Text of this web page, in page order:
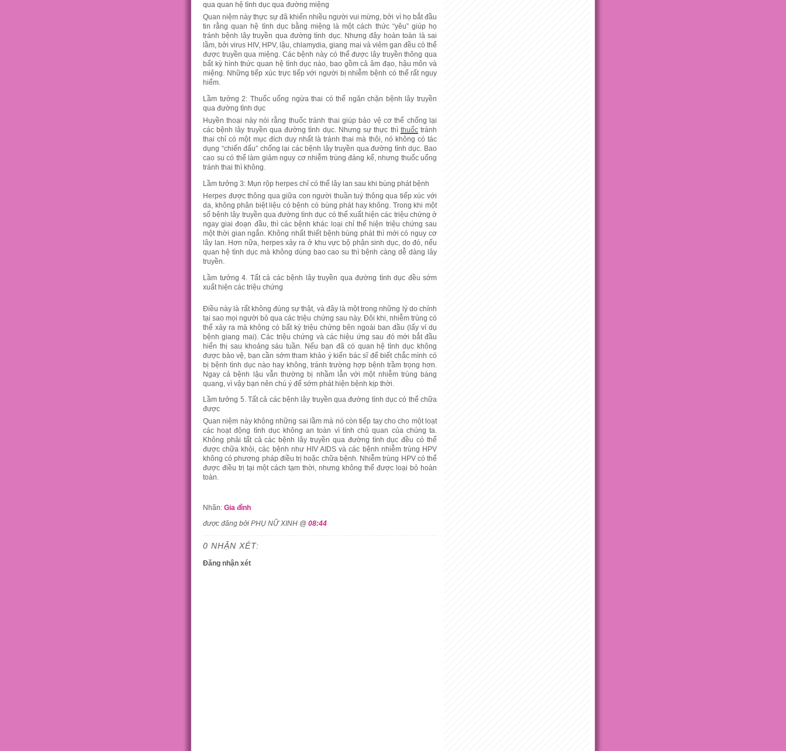
qua quan hệ tình dục qua đường miệng
Quan niệm này thực sự đã khiến nhiều người vui mừng, bởi vì họ bắt đầu
tin rằng quan hệ tình dục bằng miệng là một cách thức “yêu” giúp họ
tránh bệnh lây truyền qua đường tình dục. Nhưng đây hoàn toàn là sai
lầm, bởi virus HIV, HPV, lậu, chlamydia, giang mai và viêm gan đều có thể
được truyền qua miệng. Các bệnh này có thể được lây truyền thông qua
bất kỳ hình thức quan hệ tình dục nào, bao gồm cả âm đạo, hậu môn và
miệng. Những tiếp xúc trực tiếp với người bị nhiễm bệnh có thể rất nguy
hiểm.
Lầm tưởng 2: Thuốc uống ngừa thai có thể ngăn chặn bệnh lây truyền
qua đường tình dục
Huyền thoại này nói rằng thuốc tránh thai giúp bảo vệ cơ thể chống lại
các bệnh lây truyền qua đường tình dục. Nhưng sự thực thì thuốctránh
thai chỉ có một mục đích duy nhất là tránh thai mà thôi, nó không có tác
dụng “chiến đấu” chống lại các bệnh lây truyền qua đường tình dục. Bao
cao su có thể làm giảm nguy cơ nhiễm trùng đáng kể, nhưng thuốc uống
tránh thai thì không.
Lầm tưởng 3: Mụn rộp herpes chỉ có thể lây lan sau khi bùng phát bệnh
Herpes được thông qua giữa con người thuần tuý thông qua tiếp xúc với
da, không phân biệt liệu có bệnh có bùng phát hay không. Trong khi một
số bệnh lây truyền qua đường tình dục có thể xuất hiện các triệu chứng ở
ngay giai đoạn đầu, thì các bệnh khác loại chỉ thể hiện triệu chứng sau
một thời gian ngắn. Không nhất thiết bệnh bùng phát thì mới có nguy cơ
lây lan. Hơn nữa, herpes xảy ra ở khu vực bộ phận sinh dục, do đó, nếu
quan hệ tình dục mà không dùng bao cao su thì bệnh càng dễ dàng lây
truyền.
Lầm tưởng 4. Tất cả các bệnh lây truyền qua đường tình dục đều sớm
xuất hiện các triệu chứng
Điều này là rất không đúng sự thật, và đây là một trong những lý do chính
tại sao mọi người bỏ qua các triệu chứng sau này. Đôi khi, nhiễm trùng có
thể xảy ra mà không có bất kỳ triệu chứng bên ngoài ban đầu (lấy ví dụ
bệnh giang mai). Các triệu chứng và các hiệu ứng sau đó mới bắt đầu
hiển thị sau khoảng sáu tuần. Nếu bạn đã có quan hệ tình dục không
được bảo vệ, bạn cần sớm tham khảo ý kiến bác sĩ để biết chắc mình có
bị bệnh tình dục nào hay không, tránh trường hợp bệnh trầm trọng hơn.
Ngay cả bệnh lậu vẫn thường bị nhầm lẫn với một nhiễm trùng bàng
quang, vì vậy bạn nên chú ý để sớm phát hiện bệnh kịp thời.
Lầm tưởng 5. Tất cả các bệnh lây truyền qua đường tình dục có thể chữa
được
Quan niệm này không những sai lầm mà nó còn tiếp tay cho cho một loạt
các hoạt động tình dục không an toàn vì tính chủ quan của chúng ta.
Không phải tất cả các bệnh lây truyền qua đường tình dục đều có thể
được chữa khỏi, các bệnh như HIV AIDS và các bệnh nhiễm trùng HPV
không có phương pháp điều trị hoặc chữa bệnh. Nhiễm trùng HPV có thể
được điều trị tại một cách tạm thời, nhưng không thể được loại bỏ hoàn
toàn.
Nhãn: Gia đình
được đăng bởi PHỤ NỮ XINH @ 08:44
0 NHẬN XÉT:
Đăng nhận xét